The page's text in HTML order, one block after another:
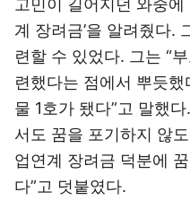
고민이 길어지던 와중에
계 장려금’을 알려줬다.
련할 수 있었다. 그는 “
련했다는 점에서 뿌듯했
물 1호가 됐다”고 말했
서도 꿈을 포기하지 않
업연계 장려금 덕분에
다”고 덧붙였다.